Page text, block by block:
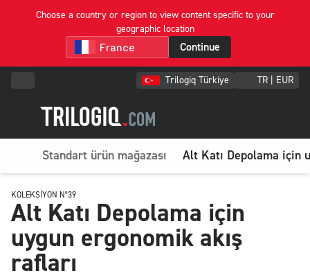
Choose a country or region to view content specific to your
geographic location
Continue
Trilogiq Türkiye TR | EUR
Standart ürün mağazası Alt Katı Depolama için
KOLEKSIYON N°39
Alt Katı Depolama için
uygun ergonomik akış
rafları